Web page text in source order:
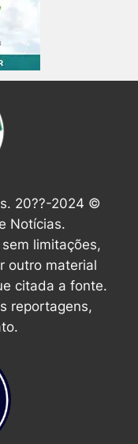
20??-2024 ©
Notícias.
limitações,
outro material
citada a fonte.
reportagens,